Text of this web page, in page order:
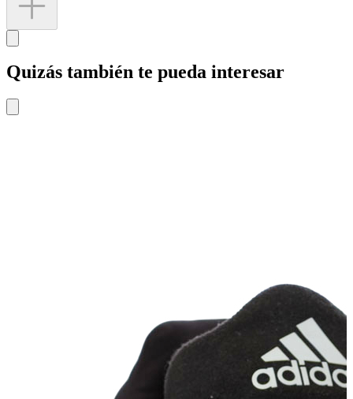
Quizás también te pueda interesar